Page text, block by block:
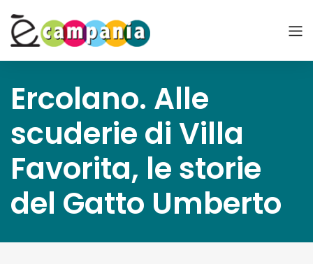
Ercolano. Alle
scuderie di Villa
Favorita, le storie
del Gatto Umberto